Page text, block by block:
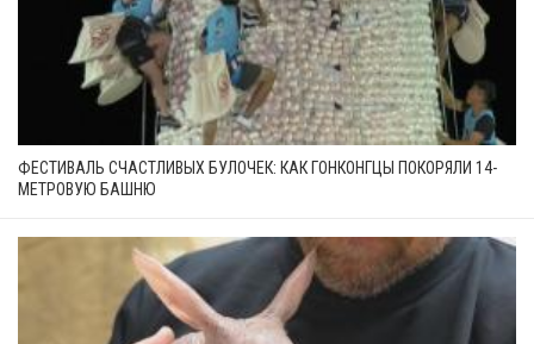
ФЕСТИВАЛЬ СЧАСТЛИВЫХ БУЛОЧЕК: КАК ГОНКОНГЦЫ ПОКОРЯЛИ 14-
МЕТРОВУЮ БАШНЮ